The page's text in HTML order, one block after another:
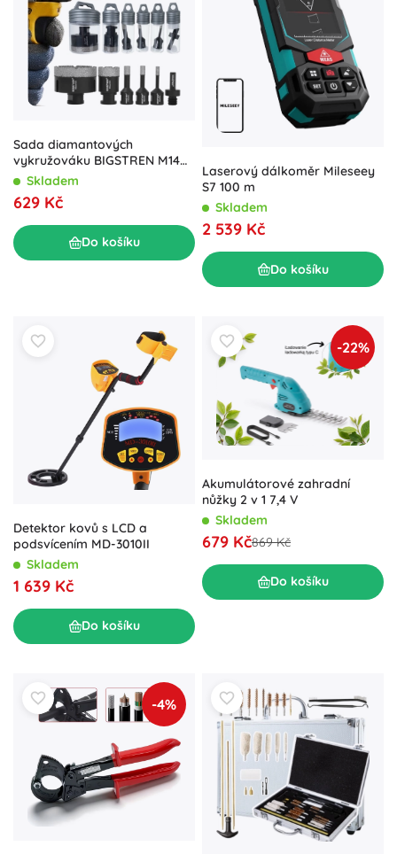
Sada diamantových
vykružováku BIGSTREN M14
6–68 mm s adaptérem –
6dílná sada na gres a
keramiku
Skladem
629 Kč
Do košíku
Laserový dálkoměr Mileseey
S7 100 m
Skladem
2 539 Kč
Do košíku
Detektor kovů s LCD a
podsvícením MD-3010II
Skladem
1 639 Kč
Do košíku
-22%
Akumulátorové zahradní
nůžky 2 v 1 7,4 V
Skladem
679 Kč869 Kč
Do košíku
-4%